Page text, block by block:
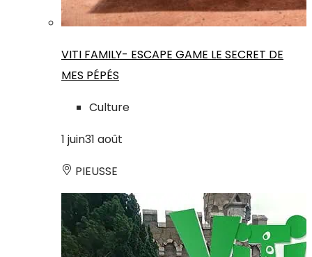
VITI FAMILY- ESCAPE GAME LE SECRET DE
MES PÉPÉS
Culture
1 juin31 août
PIEUSSE